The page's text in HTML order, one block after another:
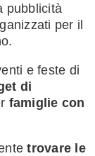
pubblicità
per il
e feste di
di
famiglie con
trovare le